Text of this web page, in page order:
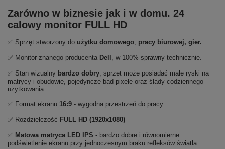
Zarówno w biznesie jak i w domu. 24
calowy monitor FULL HD
✅ Sprzęt stworzony do użytku domowego, pracy biurowej, gier.
✅ Monitor znanego producenta Dell , w 100% sprawny technicznie.
✅ Stan wizualny bardzo dobry, sprzęt może posiadać małe ryski na
matrycy i obudowie, pojedyncze bad pixele oraz ślady codziennego
użytkowania.
✅ Format ekranu 16:9 - wygodna przestrzeń do pracy.
✅ Rozdzielczość FULL HD (1920x1080)
✅ Matowa matryca LED IPS - bardzo dobre i równomierne
podświetlenie ekranu przy jednoczesnym braku refleksów światła